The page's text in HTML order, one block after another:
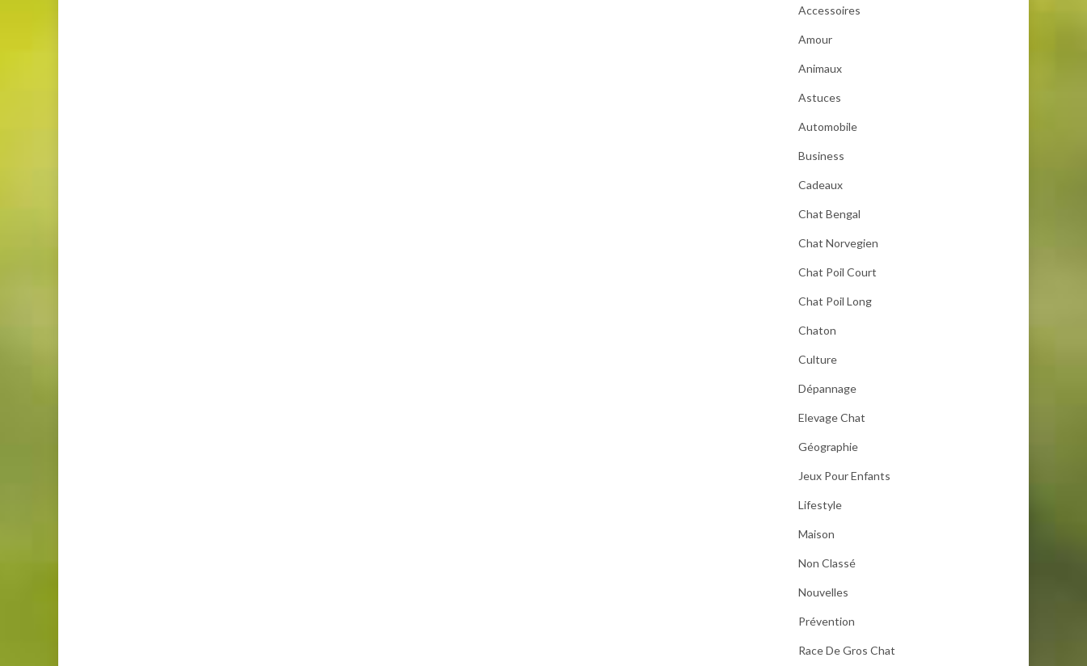
Accessoires
Amour
Animaux
Astuces
Automobile
Business
Cadeaux
Chat Bengal
Chat Norvegien
Chat Poil Court
Chat Poil Long
Chaton
Culture
Dépannage
Elevage Chat
Géographie
Jeux Pour Enfants
Lifestyle
Maison
Non Classé
Nouvelles
Prévention
Race De Gros Chat